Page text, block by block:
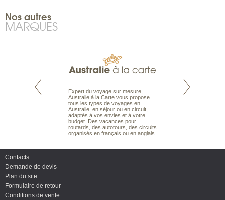
Nos autres
MARQUES
est le spécialiste
Expert du voyage sur mesure,
Australie à la Carte vous propose
tous les types de voyages en
Australie, en séjour ou en circuit,
adaptés à vos envies et à votre
budget. Des vacances pour
routards, des autotours, des circuits
organisés en français ou en anglais.
Parce qu'ils sont
Contacts
Demande de devis
Plan du site
Formulaire de retour
Conditions de vente